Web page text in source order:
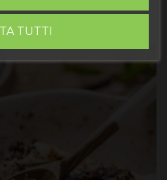
TUTTI